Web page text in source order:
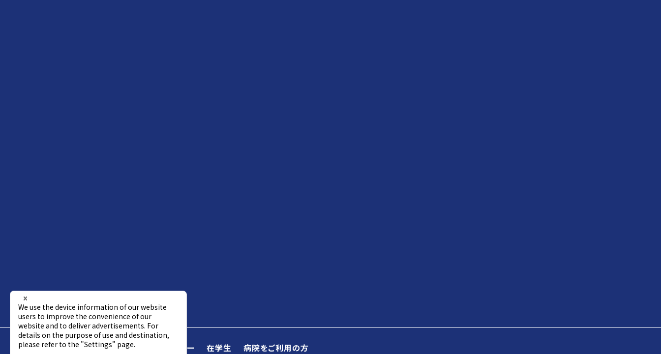
Science Tokyo 受験生 企業パートナー 在学生 病院をご利用の方